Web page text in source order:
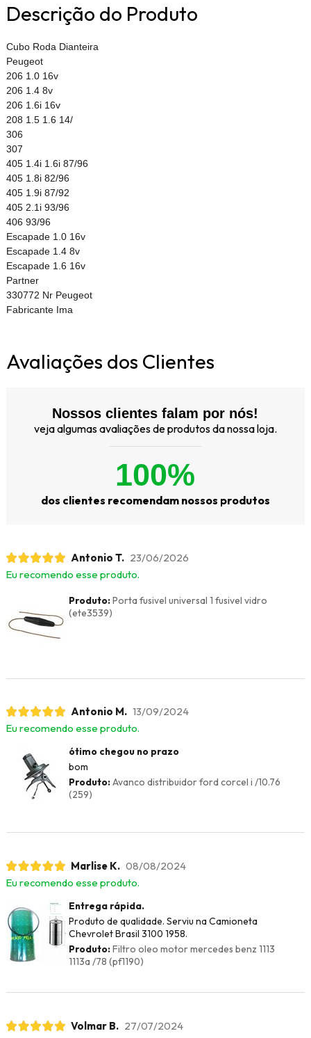
Descrição do Produto
Cubo Roda Dianteira
Peugeot
206 1.0 16v
206 1.4 8v
206 1.6i 16v
208 1.5 1.6 14/
306
307
405 1.4i 1.6i 87/96
405 1.8i 82/96
405 1.9i 87/92
405 2.1i 93/96
406 93/96
Escapade 1.0 16v
Escapade 1.4 8v
Escapade 1.6 16v
Partner
330772 Nr Peugeot
Fabricante Ima
Avaliações dos Clientes
Nossos clientes falam por nós!
veja algumas avaliações de produtos da nossa loja.
100%
dos clientes recomendam nossos produtos
Antonio T. 23/06/2026
Eu recomendo esse produto.
Produto:Porta fusivel universal 1 fusivel vidro
(ete3539)
Antonio M. 13/09/2024
Eu recomendo esse produto.
ótimo chegou no prazo
bom
Produto:Avanco distribuidor ford corcel i /10.76
(259)
Marlise K. 08/08/2024
Eu recomendo esse produto.
Entrega rápida.
Produto de qualidade. Serviu na Camioneta
Chevrolet Brasil 3100 1958.
Produto:Filtro oleo motor mercedes benz 1113
1113a /78 (pf1190)
Volmar B. 27/07/2024